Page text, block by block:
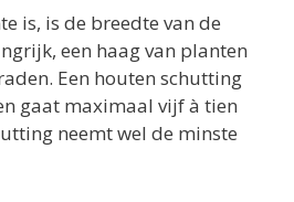
is, is de breedte van de
een haag van planten
Een houten schutting
gaat maximaal vijf à tien
neemt wel de minste